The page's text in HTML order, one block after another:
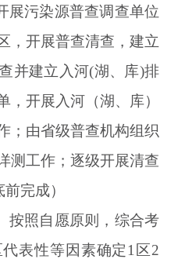
展污染源普查调查单位
，开展普查清查，建立
并建立入河(湖、库)排
，开展入河（湖、库）
；由省级普查机构组织
测工作；逐级开展清查
完成）
按照自愿原则，综合考
表性等因素确定1区2